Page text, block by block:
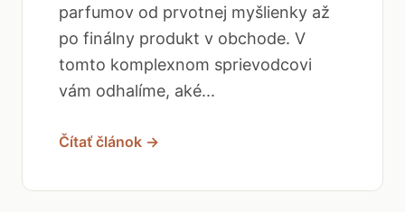
parfumov od prvotnej myšlienky až
po finálny produkt v obchode. V
tomto komplexnom sprievodcovi
vám odhalíme, aké...
Čítať článok →